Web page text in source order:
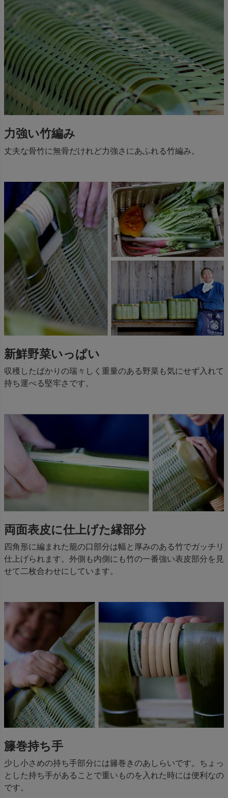
力強い竹編み
丈夫な骨竹に無骨だけれど力強さにあふれる竹編み。
新鮮野菜いっぱい
収穫したばかりの瑞々しく重量のある野菜も気にせず入れて
持ち運べる堅牢さです。
両面表皮に仕上げた縁部分
四角形に編まれた籠の口部分は幅と厚みのある竹でガッチリ
仕上げられます。外側も内側にも竹の一番強い表皮部分を見
せて二枚合わせにしています。
籐巻持ち手
少し小さめの持ち手部分には籐巻きのあしらいです。ちょっ
とした持ち手があることで重いものを入れた時には便利なの
です。